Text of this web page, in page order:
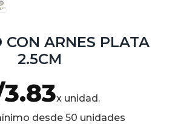
CON ARNES PLATA
2.5CM
3.83x unidad.
desde 50 unidades